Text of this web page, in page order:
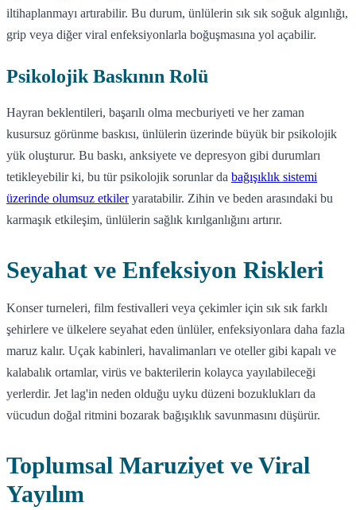
iltihaplanmayı artırabilir. Bu durum, ünlülerin sık sık soğuk algınlığı,
grip veya diğer viral enfeksiyonlarla boğuşmasına yol açabilir.
Psikolojik Baskının Rolü
Hayran beklentileri, başarılı olma mecburiyeti ve her zaman
kusursuz görünme baskısı, ünlülerin üzerinde büyük bir psikolojik
yük oluşturur. Bu baskı, anksiyete ve depresyon gibi durumları
tetikleyebilir ki, bu tür psikolojik sorunlar da bağışıklık sistemi
üzerinde olumsuz etkileryaratabilir. Zihin ve beden arasındaki bu
karmaşık etkileşim, ünlülerin sağlık kırılganlığını artırır.
Seyahat ve Enfeksiyon Riskleri
Konser turneleri, film festivalleri veya çekimler için sık sık farklı
şehirlere ve ülkelere seyahat eden ünlüler, enfeksiyonlara daha fazla
maruz kalır. Uçak kabinleri, havalimanları ve oteller gibi kapalı ve
kalabalık ortamlar, virüs ve bakterilerin kolayca yayılabileceği
yerlerdir. Jet lag'in neden olduğu uyku düzeni bozuklukları da
vücudun doğal ritmini bozarak bağışıklık savunmasını düşürür.
Toplumsal Maruziyet ve Viral
Yayılım